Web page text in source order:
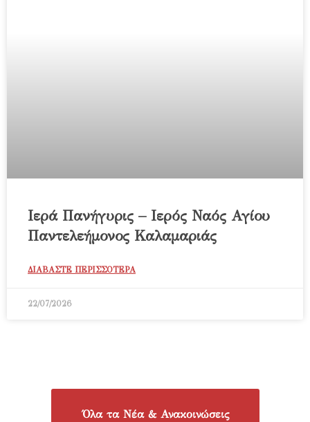
Ιερά Πανήγυρις – Ιερός Ναός Αγίου
Παντελεήμονος Καλαμαριάς
ΔΙΑΒΑΣΤΕ ΠΕΡΙΣΣΟΤΕΡΑ
22/07/2026
Όλα τα Νέα & Ανακοινώσεις